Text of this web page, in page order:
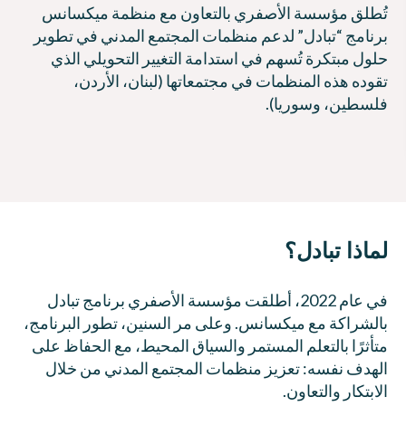
تُطلق مؤسسة الأصفري بالتعاون مع منظمة ميكسانس
برنامج “تبادل” لدعم منظمات المجتمع المدني في تطوير
حلول مبتكرة تُسهم في استدامة التغيير التحويلي الذي
تقوده هذه المنظمات في مجتمعاتها (لبنان، الأردن،
فلسطين، وسوريا).
لماذا تبادل؟
في عام 2022، أطلقت مؤسسة الأصفري برنامج تبادل
بالشراكة مع ميكسانس. وعلى مر السنين، تطور البرنامج،
متأثرًا بالتعلم المستمر والسياق المحيط، مع الحفاظ على
الهدف نفسه: تعزيز منظمات المجتمع المدني من خلال
الابتكار والتعاون.